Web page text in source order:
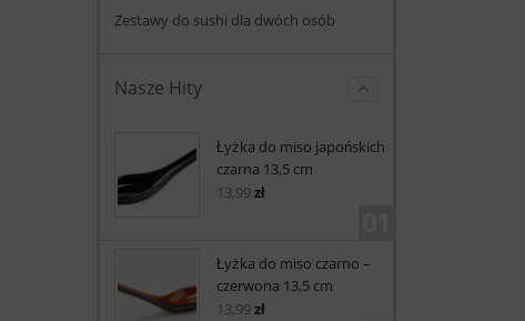
Zestawy do sushi dla dwóch osób
Nasze Hity
Łyżka do miso japońskich
czarna 13,5 cm
13,99zł
Łyżka do miso czarno –
czerwona 13,5 cm
13,99zł